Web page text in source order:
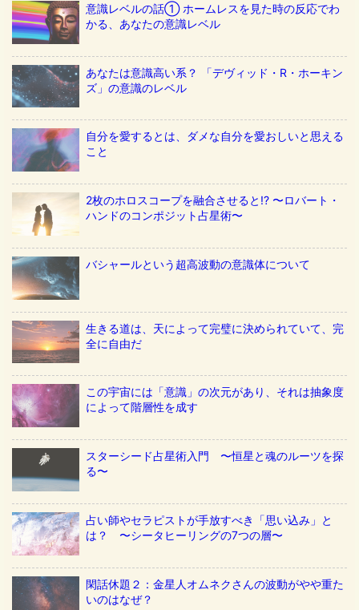
意識レベルの話① ホームレスを見た時の反応でわ
かる、あなたの意識レベル
あなたは意識高い系？ 「デヴィッド・R・ホーキン
ズ」の意識のレベル
自分を愛するとは、ダメな自分を愛おしいと思える
こと
2枚のホロスコープを融合させると!? 〜ロバート・
ハンドのコンポジット占星術〜
バシャールという超高波動の意識体について
生きる道は、天によって完璧に決められていて、完
全に自由だ
この宇宙には「意識」の次元があり、それは抽象度
によって階層性を成す
スターシード占星術入門 〜恒星と魂のルーツを探
る〜
占い師やセラピストが手放すべき「思い込み」と
は？ 〜シータヒーリングの7つの層〜
閑話休題２：金星人オムネクさんの波動がやや重た
いのはなぜ？